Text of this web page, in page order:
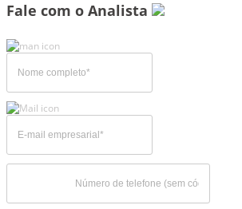
Fale com o Analista